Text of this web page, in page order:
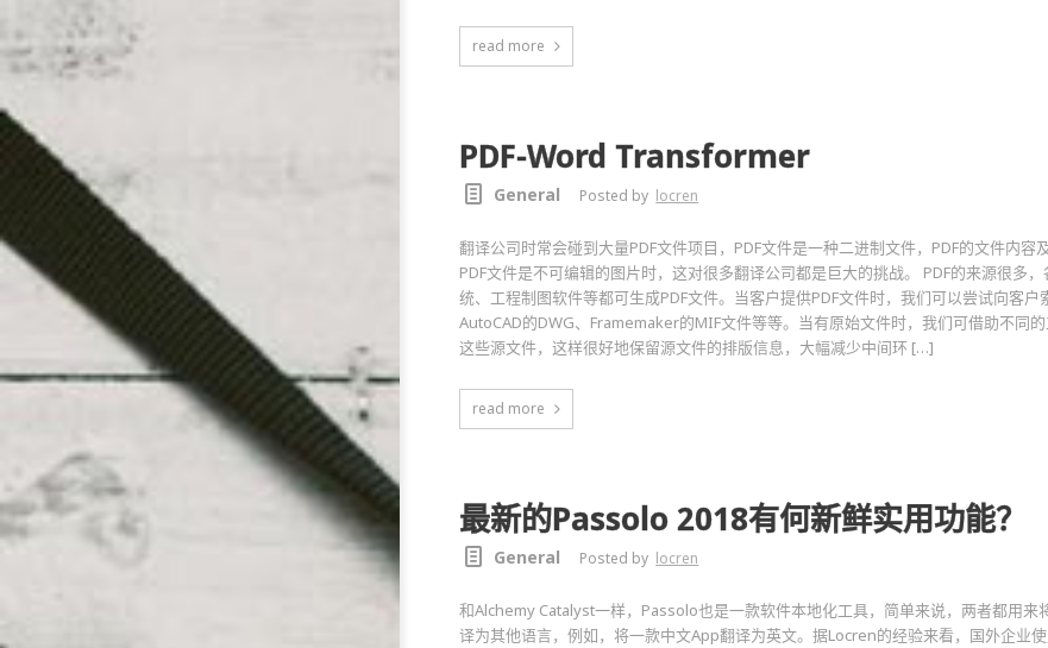
read more
PDF-Word Transformer
General Posted by locren
翻译公司时常会碰到大量PDF文件项目，PDF文件是一种二进制文件，PDF的文件内容
PDF文件是不可编辑的图片时，这对很多翻译公司都是巨大的挑战。 PDF的来源很多
统、工程制图软件等都可生成PDF文件。当客户提供PDF文件时，我们可以尝试向客户
AutoCAD的DWG、Framemaker的MIF文件等等。当有原始文件时，我们可借助不同
这些源文件，这样很好地保留源文件的排版信息，大幅减少中间环 […]
read more
最新的Passolo 2018有何新鲜实用功能？
General Posted by locren
和Alchemy Catalyst一样，Passolo也是一款软件本地化工具，简单来说，两者都用来
译为其他语言，例如，将一款中文App翻译为英文。据Locren的经验来看，国外企业